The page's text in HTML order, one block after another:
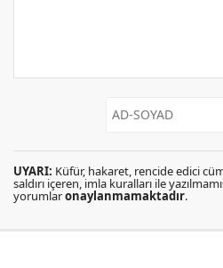
UYARI: Küfür, hakaret, rencide edici
saldırı içeren, imla kuralları ile
yorumlaronaylanmamaktadır.